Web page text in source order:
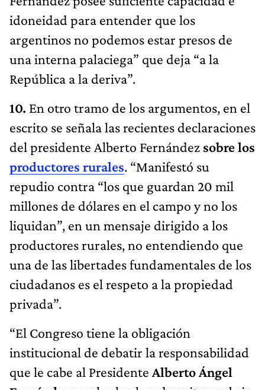
idoneidad para entender que los
argentinos no podemos estar presos de
una interna palaciega” que deja “a la
República a la deriva”.
10. En otro tramo de los argumentos, en el
escrito se señala las recientes declaraciones
del presidente Alberto Fernández sobre los
productores rurales. “Manifestó su
repudio contra “los que guardan 20 mil
millones de dólares en el campo y no los
liquidan”, en un mensaje dirigido a los
productores rurales, no entendiendo que
una de las libertades fundamentales de los
ciudadanos es el respeto a la propiedad
privada”.
“El Congreso tiene la obligación
institucional de debatir la responsabilidad
que le cabe al Presidente Alberto Ángel